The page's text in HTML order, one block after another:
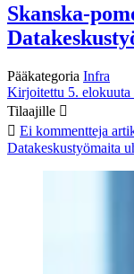
Skanska-
Pääkategoria Infra
Kirjoitettu 5. elokuuta
Tilaajille
Ei kommentteja
Datakeskustyömaita